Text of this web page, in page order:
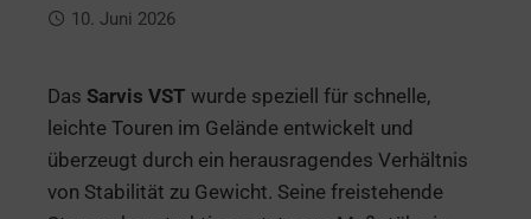
10. Juni 2026
Das Sarvis VST wurde speziell für schnelle,
leichte Touren im Gelände entwickelt und
überzeugt durch ein herausragendes Verhältnis
von Stabilität zu Gewicht. Seine freistehende